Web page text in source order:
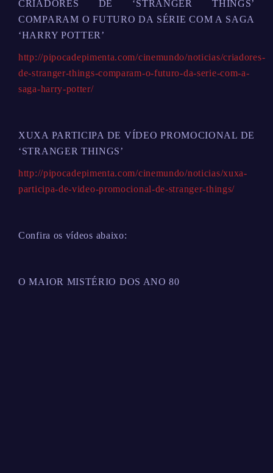
CRIADORES DE ‘STRANGER THINGS’
COMPARAM O FUTURO DA SÉRIE COM A SAGA
‘HARRY POTTER’
http://pipocadepimenta.com/cinemundo/noticias/criadores-
de-stranger-things-comparam-o-futuro-da-serie-com-a-
saga-harry-potter/
XUXA PARTICIPA DE VÍDEO PROMOCIONAL DE
‘STRANGER THINGS’
http://pipocadepimenta.com/cinemundo/noticias/xuxa-
participa-de-video-promocional-de-stranger-things/
Confira os vídeos abaixo:
O MAIOR MISTÉRIO DOS ANO 80